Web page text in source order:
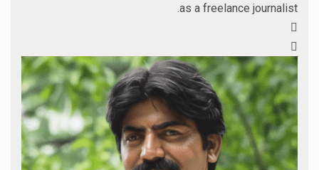
as a freelance journalist.